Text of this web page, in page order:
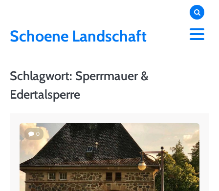
contentSchoene Landschaft
Schlagwort: Sperrmauer &
Edertalsperre
0